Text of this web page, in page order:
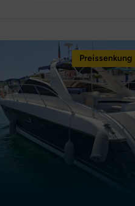
Preissenkung